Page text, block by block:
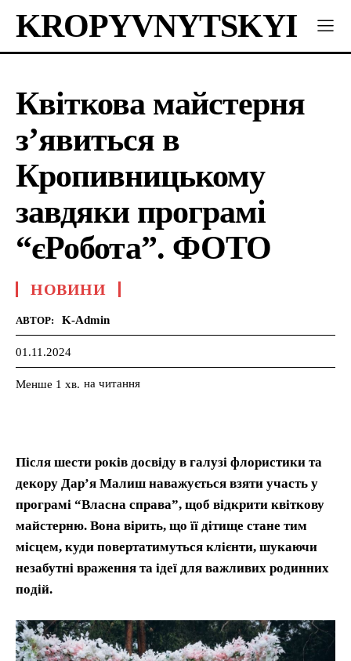
KROPYVNYTSKYI
Квіткова майстерня
з’явиться в
Кропивницькому
завдяки програмі
“єРобота”. ФОТО
НОВИНИ
АВТОР: K-Admin
01.11.2024
Менше 1 хв. на читання
Після шести років досвіду в галузі флористики та
декору Дар’я Малиш наважується взяти участь у
програмі “Власна справа”, щоб відкрити квіткову
майстерню. Вона вірить, що її дітище стане тим
місцем, куди повертатимуться клієнти, шукаючи
незабутні враження та ідеї для важливих родинних
подій.